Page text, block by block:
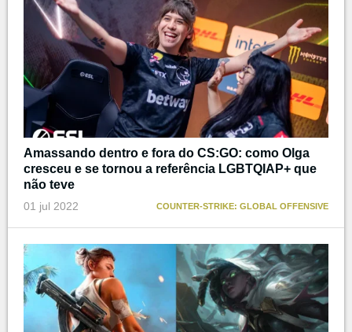
Amassando dentro e fora do CS:GO: como Olga
cresceu e se tornou a referência LGBTQIAP+ que
não teve
01 jul 2022 COUNTER-STRIKE: GLOBAL OFFENSIVE